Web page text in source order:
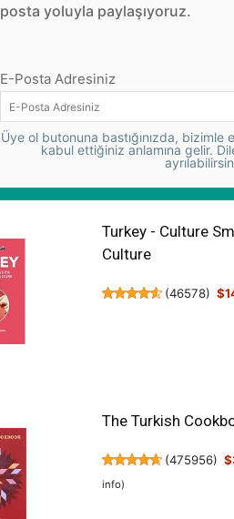
posta yoluyla paylaşıyoruz.
E-Posta Adresiniz
Üye ol butonuna bastığınızda,
kabul ettiğiniz anlamına gelir.
Turkey - Culture
Culture
(46578)
The Turkish
(475956)
info)